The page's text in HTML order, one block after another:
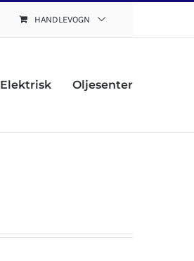
HANDLEVOGN
Elektrisk Oljesenter